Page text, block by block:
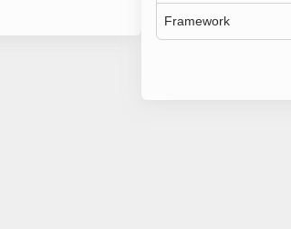
Framework